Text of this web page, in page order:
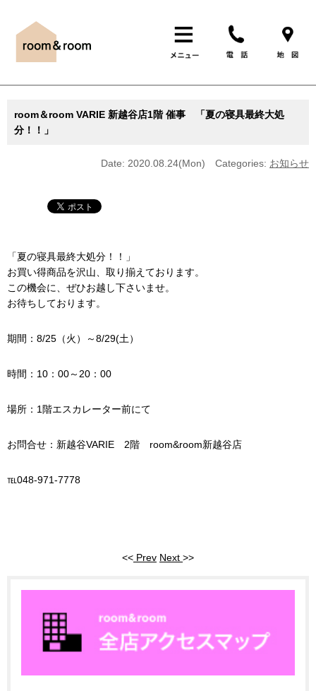
room＆room VARIE 新越谷店1階 催事 「夏の寝具最終大処
分！！」
Date: 2020.08.24(Mon) Categories: お知らせ
「夏の寝具最終大処分！！」
お買い得商品を沢山、取り揃えております。
この機会に、ぜひお越し下さいませ。
お待ちしております。
期間：8/25（火）～8/29(土）
時間：10：00～20：00
場所：1階エスカレーター前にて
お問合せ：新越谷VARIE 2階 room&room新越谷店
℡048-971-7778
<< Prev Next >>